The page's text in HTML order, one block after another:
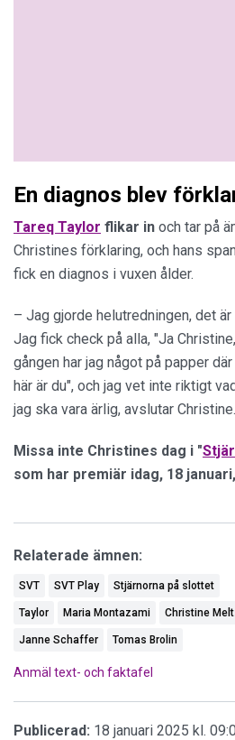
En diagnos blev
Tareq Taylor flikar in och tar på
Christines förklaring, och hans
fick en diagnos i vuxen ålder.
– Jag gjorde helutredningen, det
Jag fick check på alla, "Ja
gången har jag något på papper
här är du", och jag vet inte riktigt
jag ska vara ärlig, avslutar Christine.
Missa inte Christines dag i "
som har premiär idag, 18
Relaterade ämnen:
SVT SVT Play Stjärnorna på slottet
Taylor Maria Montazami Christine
Janne Schaffer Tomas Brolin
Anmäl text- och faktafel
Publicerad: 18 januari 2025 kl.